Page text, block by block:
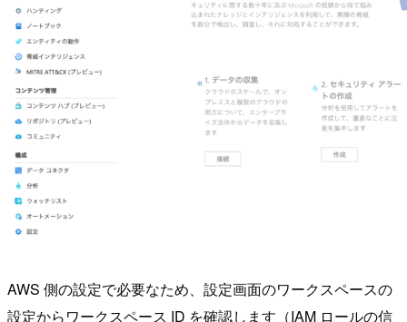
AWS 側の設定で必要なため、設定画面のワークスペースの
設定からワークスペース ID を確認します（IAM ロールの信